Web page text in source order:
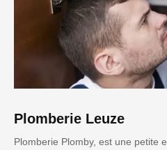
Plomberie Leuze
Plomberie Plomby, est une petite